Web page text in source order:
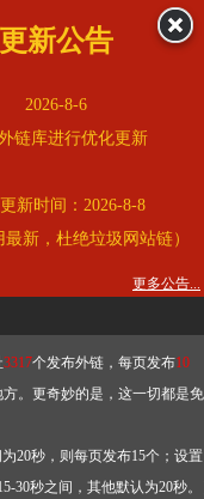
超级外链只是一个简便而集成
是作弊，那您可以使用超级外
长论坛发布外链，到友情链接
的外链，它是动态的链接，
外链
，最终使搜索引擎收录带
3317个发布外链，每页发布10
。更奇妙的是，这一切都是免
20秒，则每页发布15个；设置
30秒之间，其他默认为20秒
外链，
查看展示页面
否收录
更新公告
2026-8-6
链库进行优化更新
新时间：2026-8-8
最新，杜绝垃圾网站链）
更多公告...